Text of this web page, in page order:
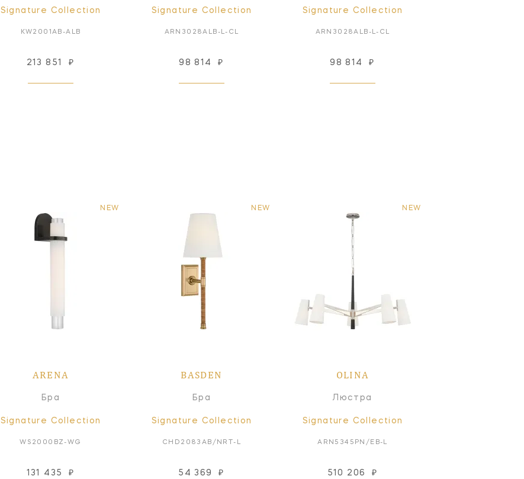
Signature Collection
KW2001AB-ALB
213 851 ₽
Signature Collection
ARN3028ALB-L-CL
98 814 ₽
Signature Collection
ARN3028ALB-L-CL
98 814 ₽
NEW
ARENA
Бра
Signature Collection
WS2000BZ-WG
131 435 ₽
NEW
BASDEN
Бра
Signature Collection
CHD2083AB/NRT-L
54 369 ₽
NEW
OLINA
Люстра
Signature Collection
ARN5345PN/EB-L
510 206 ₽